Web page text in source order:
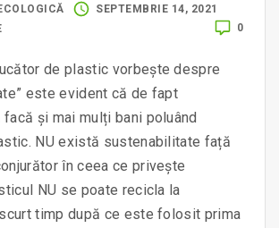
SEPTEMBRIE 14, 2021
0
de plastic vorbește despre
este evident că de fapt
și mai mulți bani poluând
NU există sustenabilitate față
în ceea ce privește
NU se poate recicla la
timp după ce este folosit prima